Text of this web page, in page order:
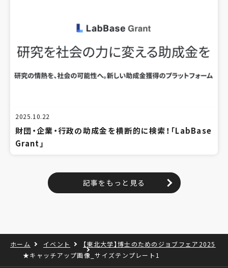
2025.10.22
財団・企業・行政の助成金を横断的に検索！「LabBase
Grant」
記事をもっと見る
ホーム イベント
【東北大学】博士のためのジョブフェア2025
★キャッチアップ画像_サイズテンプレート1